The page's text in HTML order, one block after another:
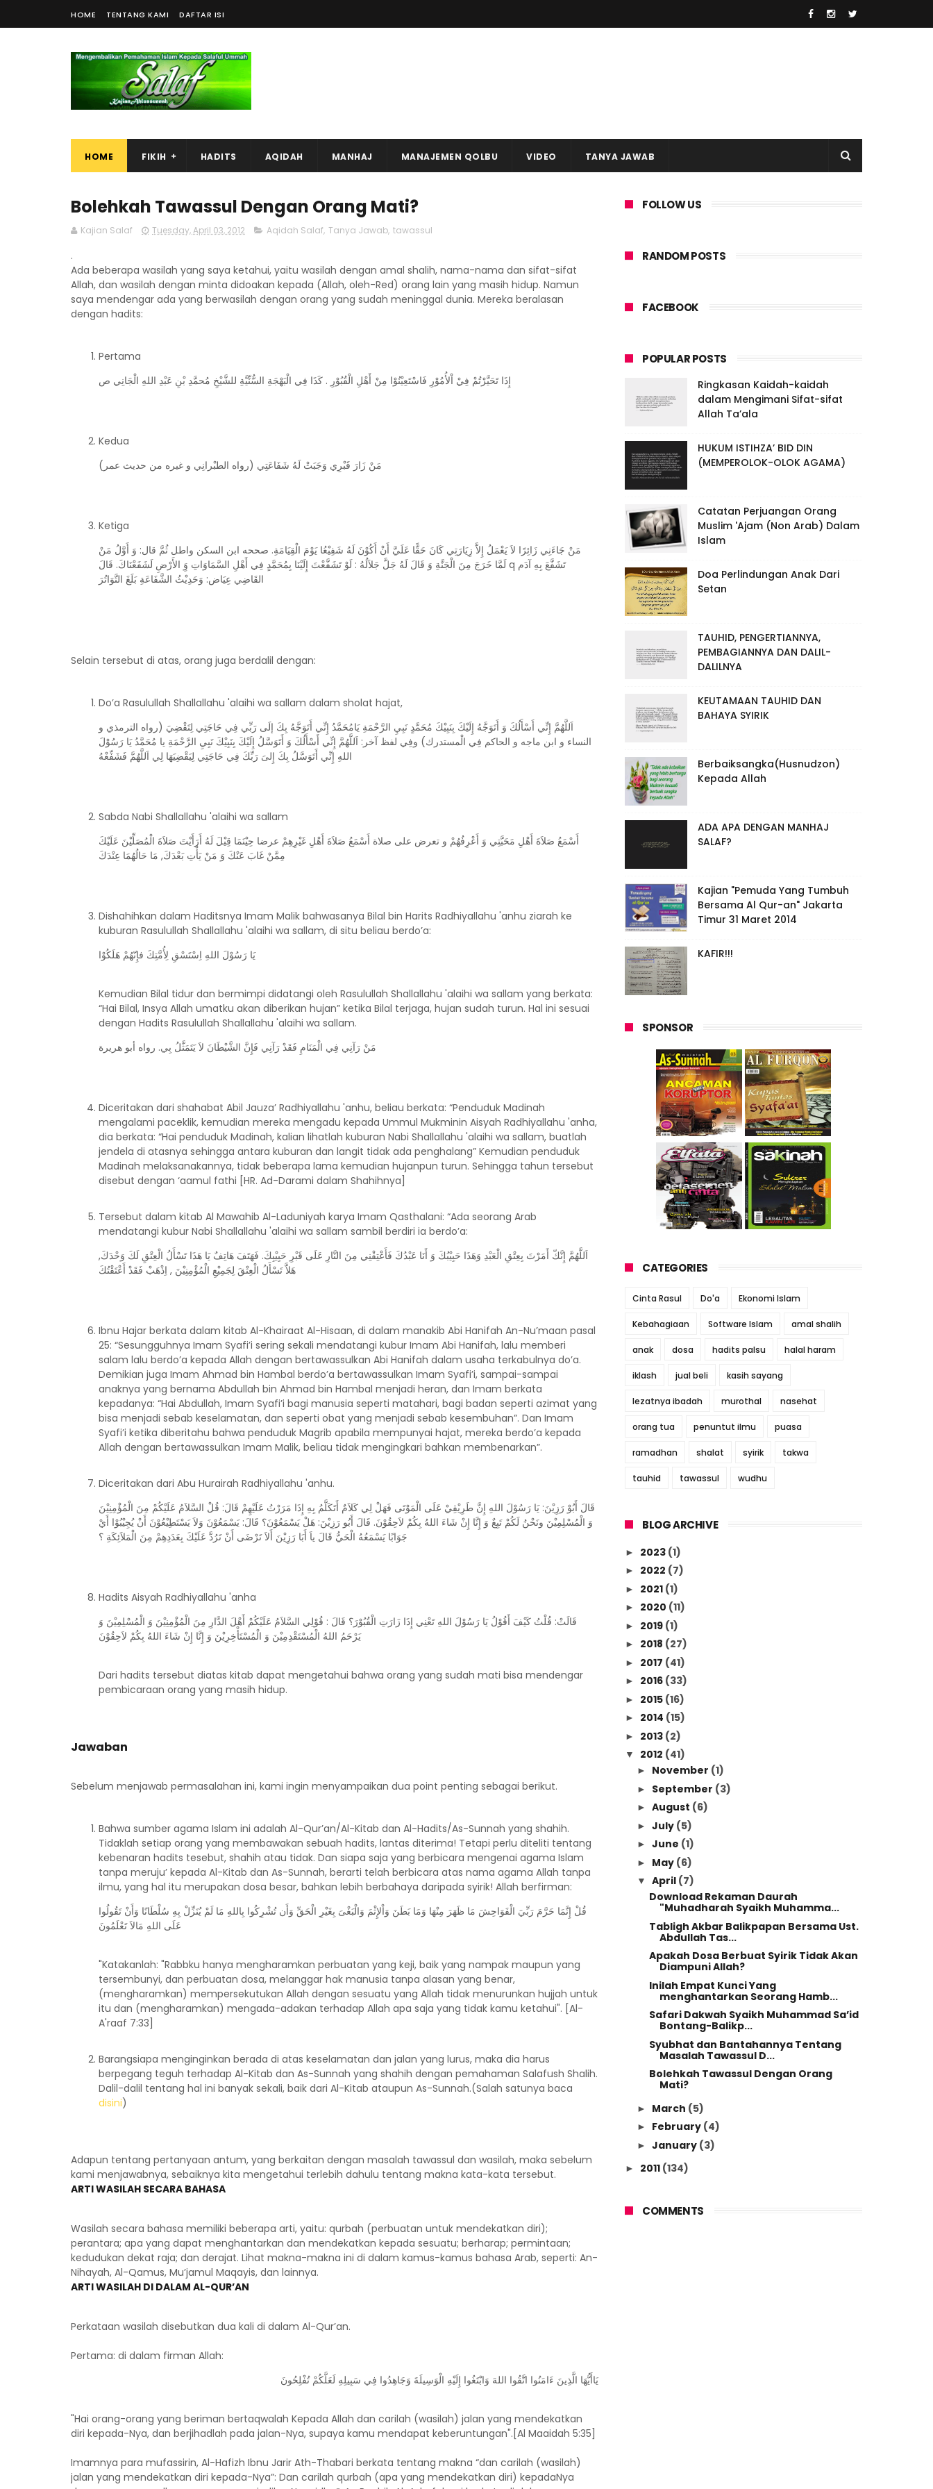
HOME TENTANG KAMI DAFTAR ISI
HOME FIKIH HADITS AQIDAH MANHAJ MANAJEMEN QOLBU VIDEO TANYA JAWAB
Bolehkah Tawassul Dengan Orang Mati?
Kajian Salaf Tuesday, April 03, 2012 Aqidah Salaf, Tanya Jawab, tawassul
.
Ada beberapa wasilah yang saya ketahui, yaitu wasilah dengan amal shalih, nama-nama dan sifat-sifat
Allah, dan wasilah dengan minta didoakan kepada (Allah, oleh-Red) orang lain yang masih hidup. Namun
saya mendengar ada yang berwasilah dengan orang yang sudah meninggal dunia. Mereka beralasan
dengan hadits:
Pertama
إِذَا تَحَيَّرْتُمْ فِيْ اْلأُمُوْرِ فَاسْتَعِيْنُوْا مِنْ أَهْلِ الْقُبُوْرِ . كَذَا فِي الْبَهْجَةِ السُّنِّيَّةِ للشَّيْخِ مُحمَّدِ بْنِ عَبْدِ اللهِ الْجَانِي ص
Kedua
مَنْ زَارَ قَبْرِي وَجَبَتْ لَهُ شَفَاعَتِي (رواه الطبْرانِي و غيره من حديث عمر)
Ketiga
مَنْ جَاءَنِي زَائِرًا لاَ يَعْمَلُ إِلاَّ زِيَارَتِي كَانَ حَقًّا عَلَيَّ أَنْ أَكُوْنَ لَهُ شَفِيْعُا يَوْمَ الْقِيَامَةِ. صححه ابن السكن واطل ثُمَّ قال: وَ أَوَّلُ مَنْ
تَشَفَّعَ بِهِ آدَم q لَمَّا خَرَجَ مِنَ الْجَنَّةِ وَ قَالَ لَهُ جَلَّ جَلاَلُهُ : لَوْ تَشَفَّعْتَ إِلَيْنَا بِمُحَمَّدٍ فِي أَهْلِ السَّمَاوَاتِ وَِ الأَرْضِ لَشَفَعْنَاكَ. قَالَ
القَاضِي عِيَاض: وَحَدِيْثُ الشَّفَاعَةِ بَلَغَ التَّوَاتُرَ
Selain tersebut di atas, orang juga berdalil dengan:
Do’a Rasulullah Shallallahu 'alaihi wa sallam dalam sholat hajat,
اَللَّهُمَّ إِنِّي أَسْأَلُكَ وَ أَتَوَجَّهُ إِلَيْكَ بِنَبِيْكَ مُحَمَّدٍ نَبِيِ الرَّحْمَةِ يَامُحَمَّدُ إِنِّي أَتَوَجَّهُ بِكَ إلَى رَبِّي فِي حَاجَتِي لِتَقْضِيَ (رواه الترمذي و
النساء و ابن ماجه و الحاكم فِي الْمستدرك) وفِي لفظ آخر: اَللَّهُمَّ إِنِّي أَسْأَلُكَ وَ أَتَوَسَّلُ إِلَيْكَ بِنَبِيْكَ نَبِيِ الرَّحْمَةِ يا مُحَمَّدُ يَا رَسُوْلَ
اللهِ إِنِّي أَتَوَسَّلُ بِكَ إِلىَ رَبِّكَ فِي حَاجَتِي لِيَقْضِيَهَا لِي اَللَّهُمَّ فَشَفِّعْهُ
Sabda Nabi Shallallahu 'alaihi wa sallam
أَسْمَعُ صَلاَةَ أَهْلِ مَحَبَّتِي وَ أَعْرِفُهُمْ و تعرض على صلاة أَسْمَعُ صَلاَةَ أَهْلِ غَيْرِهِمْ عرضا حِيْنَمَا قِيْلَ لَهُ أَرَأَيْتَ صَلاَةَ الْمُصَلِّيْنَ عَلَيْكَ
مِمَّنْ غَابَ عَنْكَ وَ مَنْ يَأْتِ بَعْدَكَ, مَا حَالُهُمَا عِنْدَكَ
Dishahihkan dalam Haditsnya Imam Malik bahwasanya Bilal bin Harits Radhiyallahu 'anhu ziarah ke
kuburan Rasulullah Shallallahu 'alaihi wa sallam, di situ beliau berdo’a:
يَا رَسُوْلَ اللهِ اِسْتَسْقِ لِأُمَّتِكَ فإِنّهُمْ هَلَكُوْا
Kemudian Bilal tidur dan bermimpi didatangi oleh Rasulullah Shallallahu 'alaihi wa sallam yang berkata:
“Hai Bilal, Insya Allah umatku akan diberikan hujan” ketika Bilal terjaga, hujan sudah turun. Hal ini sesuai
dengan Hadits Rasulullah Shallallahu 'alaihi wa sallam.
مَنْ رَآنِي فِي الْمَنَامِ فَقَدْ رَآنِي فَإِنَّ الشَّيْطَانَ لاَ يَتَمَثَّلُ بِي. رواه أبو هريرة
Diceritakan dari shahabat Abil Jauza’ Radhiyallahu 'anhu, beliau berkata: “Penduduk Madinah
mengalami paceklik, kemudian mereka mengadu kepada Ummul Mukminin Aisyah Radhiyallahu 'anha,
dia berkata: “Hai penduduk Madinah, kalian lihatlah kuburan Nabi Shallallahu 'alaihi wa sallam, buatlah
jendela di atasnya sehingga antara kuburan dan langit tidak ada penghalang” Kemudian penduduk
Madinah melaksanakannya, tidak beberapa lama kemudian hujanpun turun. Sehingga tahun tersebut
disebut dengan ‘aamul fathi [HR. Ad-Darami dalam Shahihnya]
Tersebut dalam kitab Al Mawahib Al-Laduniyah karya Imam Qasthalani: “Ada seorang Arab
mendatangi kubur Nabi Shallallahu 'alaihi wa sallam sambil berdiri ia berdo’a:
اَللَّهُمَّ إِنَّكّ أَمَرْتَ بِعِتْقِ الْعَبْدِ وَهَذَا حَبِيْبُكَ وَ أَنَا عَبْدُكَ فَأَعْتِقْنِي مِنَ النَّارِ عَلَى قَبْرِ حَبِيْبِكَ. فَهَتَفَ هَاتِفٌ يَا هَذَا تَسْأَلُ الْعِتْقِ لَكَ وَحْدَكَ,
هَلاَّ تَسْأَلُ الْعِتْقَ لِجَمِيْعِ الْمُؤْمِنِيْنَ , اِذْهَبْ فَقَدْ أَعْتَقْتُكَ
Ibnu Hajar berkata dalam kitab Al-Khairaat Al-Hisaan, di dalam manakib Abi Hanifah An-Nu’maan pasal
25: “Sesungguhnya Imam Syafi’i sering sekali mendatangi kubur Imam Abi Hanifah, lalu memberi
salam lalu berdo’a kepada Allah dengan bertawassulkan Abi Hanifah dalam usaha terkabulnya do’a.
Demikian juga Imam Ahmad bin Hambal berdo’a bertawassulkan Imam Syafi’i, sampai-sampai
anaknya yang bernama Abdullah bin Ahmad bin Hambal menjadi heran, dan Imam berkata
kepadanya: “Hai Abdullah, Imam Syafi’i bagi manusia seperti matahari, bagi badan seperti azimat yang
bisa menjadi sebab keselamatan, dan seperti obat yang menjadi sebab kesembuhan”. Dan Imam
Syafi’i ketika diberitahu bahwa penduduk Magrib apabila mempunyai hajat, mereka berdo’a kepada
Allah dengan bertawassulkan Imam Malik, beliau tidak mengingkari bahkan membenarkan”.
Diceritakan dari Abu Hurairah Radhiyallahu 'anhu.
قَالَ أَبُوْ رَزِيْنَ: يَا رَسُوْلَ اللهِ إِنَّ طَرِيْقِيْ عَلَى الْمَوْتَى فَهَلْ لِي كَلاَمٌ أَتَكَلَّمُ بِهِ إِذَا مَرَرْتُ عَلَيْهِمْ قَالَ: قُلْ السَّلاَمُ عَلَيْكُمْ مِنَ الْمُؤْمِنِيْنَ
وَ الْمُسْلِمِيْنَ ونَحْنُ لَكُمْ تَبِعٌ وَ إِنَّا إِنْ شَاءَ اللهُ بِكُمْ لاَحِقُوْنَ. قَالَ أَبُو رَزِيْنَ: هَلْ يَسْمَعُوْنَ؟ قَالَ: يَسْمَعُوْنَ وَلاَ يَسْتَطِيْعُوْنَ أَنْ يُجِيْبُوْا أَيْ
جَوَابًا يَسْمَعُهُ الْحَيُّ قَالَ ياَ أَبَا رَزِيْنَ أَلاَ تَرْضَى أَنْ تَرُدَّ عَلَيْكَ بِعَدَدِهِمْ مِنَ الْمَلاَئِكَةِ ؟
Hadits Aisyah Radhiyallahu 'anha
قَالَتْ: قُلْتُ كَيْفَ أَقُوْلُ يَا رَسُوْلَ اللهِ تَعْنِي إِذَا زَارَتِ الْقُبُوْرَ؟ قَالَ : قُوْلِي السَّلاَمُ عَلَيْكُمْ أَهْلَ الدَّارِ مِنَ الْمُؤْمِنِيْنَ وَ الْمُسْلِمِيْنَ وَ
يَرْحَمُ اللهُ الْمُسْتَقْدِمِيْنَ وَ الْمُسْتَأْخِرِيْنَ وَ إِنَّا إِنْ شَاءَ اللهُ بِكُمْ لاَحِقُوْنَ
Dari hadits tersebut diatas kitab dapat mengetahui bahwa orang yang sudah mati bisa mendengar
pembicaraan orang yang masih hidup.
Jawaban
Sebelum menjawab permasalahan ini, kami ingin menyampaikan dua point penting sebagai berikut.
Bahwa sumber agama Islam ini adalah Al-Qur’an/Al-Kitab dan Al-Hadits/As-Sunnah yang shahih.
Tidaklah setiap orang yang membawakan sebuah hadits, lantas diterima! Tetapi perlu diteliti tentang
kebenaran hadits tesebut, shahih atau tidak. Dan siapa saja yang berbicara mengenai agama Islam
tanpa meruju’ kepada Al-Kitab dan As-Sunnah, berarti telah berbicara atas nama agama Allah tanpa
ilmu, yang hal itu merupakan dosa besar, bahkan lebih berbahaya daripada syirik! Allah berfirman:
قُلْ إِنَّمَا حَرَّمَ رَبِّيَ الْفَوَاحِشَ مَا ظَهَرَ مِنْهَا وَمَا بَطَنَ وَاْلإِثْمَ وَالْبَغْىَ بِغَيْرِ الْحَقِّ وَأَن تُشْرِكُوا بِاللهِ مَا لَمْ يُنَزِّلْ بِهِ سُلْطَانًا وَأَنْ تَقُولُوا
عَلَى اللهِ مَالاَ تَعْلَمُونَ
"Katakanlah: "Rabbku hanya mengharamkan perbuatan yang keji, baik yang nampak maupun yang
tersembunyi, dan perbuatan dosa, melanggar hak manusia tanpa alasan yang benar,
(mengharamkan) mempersekutukan Allah dengan sesuatu yang Allah tidak menurunkan hujjah untuk
itu dan (mengharamkan) mengada-adakan terhadap Allah apa saja yang tidak kamu ketahui". [Al-
A'raaf 7:33]
Barangsiapa menginginkan berada di atas keselamatan dan jalan yang lurus, maka dia harus
berpegang teguh terhadap Al-Kitab dan As-Sunnah yang shahih dengan pemahaman Salafush Shalih.
Dalil-dalil tentang hal ini banyak sekali, baik dari Al-Kitab ataupun As-Sunnah.(Salah satunya baca
disini)
Adapun tentang pertanyaan antum, yang berkaitan dengan masalah tawassul dan wasilah, maka sebelum
kami menjawabnya, sebaiknya kita mengetahui terlebih dahulu tentang makna kata-kata tersebut.
ARTI WASILAH SECARA BAHASA
Wasilah secara bahasa memiliki beberapa arti, yaitu: qurbah (perbuatan untuk mendekatkan diri);
perantara; apa yang dapat menghantarkan dan mendekatkan kepada sesuatu; berharap; permintaan;
kedudukan dekat raja; dan derajat. Lihat makna-makna ini di dalam kamus-kamus bahasa Arab, seperti: An-
Nihayah, Al-Qamus, Mu’jamul Maqayis, dan lainnya.
ARTI WASILAH DI DALAM AL-QUR’AN
Perkataan wasilah disebutkan dua kali di dalam Al-Qur’an.
Pertama: di dalam firman Allah:
يَاأَيُّهَا الَّذِينَ ءَامَنُوا اتَّقُوا اللهَ وَابْتَغُوا إِلَيْهِ الْوَسِيلَةَ وَجَاهِدُوا فِي سَبِيلِهِ لَعَلَّكُمْ تُفْلِحُونَ
"Hai orang-orang yang beriman bertaqwalah Kepada Allah dan carilah (wasilah) jalan yang mendekatkan
diri kepada-Nya, dan berjihadlah pada jalan-Nya, supaya kamu mendapat keberuntungan".[Al Maaidah 5:35]
Imamnya para mufassirin, Al-Hafizh Ibnu Jarir Ath-Thabari berkata tentang makna “dan carilah (wasilah)
jalan yang mendekatkan diri kepada-Nya”: Dan carilah qurbah (apa yang mendekatkan diri) kepadaNya
FOLLOW US
RANDOM POSTS
FACEBOOK
POPULAR POSTS
Ringkasan Kaidah-kaidah
dalam Mengimani Sifat-sifat
Allah Ta’ala
HUKUM ISTIHZA’ BID DIN
(MEMPEROLOK-OLOK AGAMA)
Catatan Perjuangan Orang
Muslim 'Ajam (Non Arab) Dalam
Islam
Doa Perlindungan Anak Dari
Setan
TAUHID, PENGERTIANNYA,
PEMBAGIANNYA DAN DALIL-
DALILNYA
KEUTAMAAN TAUHID DAN
BAHAYA SYIRIK
Berbaiksangka(Husnudzon)
Kepada Allah
ADA APA DENGAN MANHAJ
SALAF?
Kajian "Pemuda Yang Tumbuh
Bersama Al Qur-an" Jakarta
Timur 31 Maret 2014
KAFIR!!!
SPONSOR
CATEGORIES
Cinta Rasul Do'a Ekonomi Islam
Kebahagiaan Software Islam amal shalih
anak dosa hadits palsu halal haram
iklash jual beli kasih sayang
lezatnya ibadah murothal nasehat
orang tua penuntut ilmu puasa
ramadhan shalat syirik takwa
tauhid tawassul wudhu
BLOG ARCHIVE
► 2023 (1)
► 2022 (7)
► 2021 (1)
► 2020 (11)
► 2019 (1)
► 2018 (27)
► 2017 (41)
► 2016 (33)
► 2015 (16)
► 2014 (15)
► 2013 (2)
▼ 2012 (41)
► November (1)
► September (3)
► August (6)
► July (5)
► June (1)
► May (6)
▼ April (7)
Download Rekaman Daurah
"Muhadharah Syaikh Muhamma...
Tabligh Akbar Balikpapan Bersama Ust.
Abdullah Tas...
Apakah Dosa Berbuat Syirik Tidak Akan
Diampuni Allah?
Inilah Empat Kunci Yang
menghantarkan Seorang Hamb...
Safari Dakwah Syaikh Muhammad Sa’id
Bontang-Balikp...
Syubhat dan Bantahannya Tentang
Masalah Tawassul D...
Bolehkah Tawassul Dengan Orang
Mati?
► March (5)
► February (4)
► January (3)
► 2011 (134)
COMMENTS